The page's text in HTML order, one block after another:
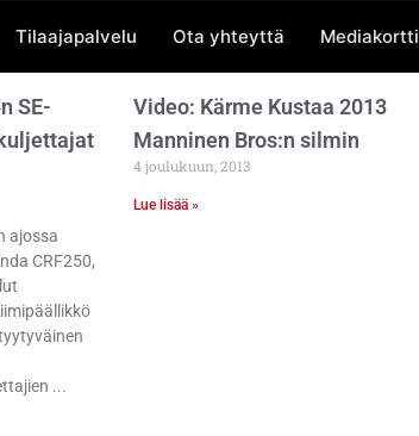
Tilaajapalvelu Ota yhteyttä Mediakortti
SE-
ajossa
CRF250,
Video: Kärme Kustaa 2013
Manninen Bros:n silmin
4 joulukuun, 2013
Lue lisää »